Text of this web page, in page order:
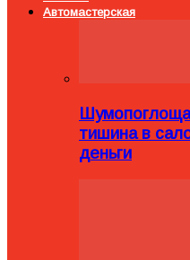
Автомастерская
тишина в
деньги